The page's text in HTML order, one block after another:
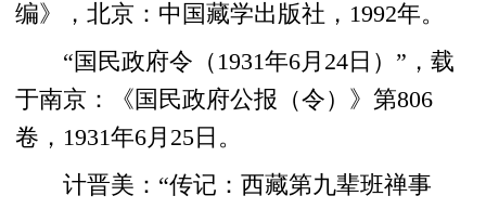
编》，北京：中国藏学出版社，1992年。
“国民政府令（1931年6月24日）”，载
于南京：《国民政府公报（令）》第806
卷，1931年6月25日。
计晋美：“传记：西藏第九辈班禅事